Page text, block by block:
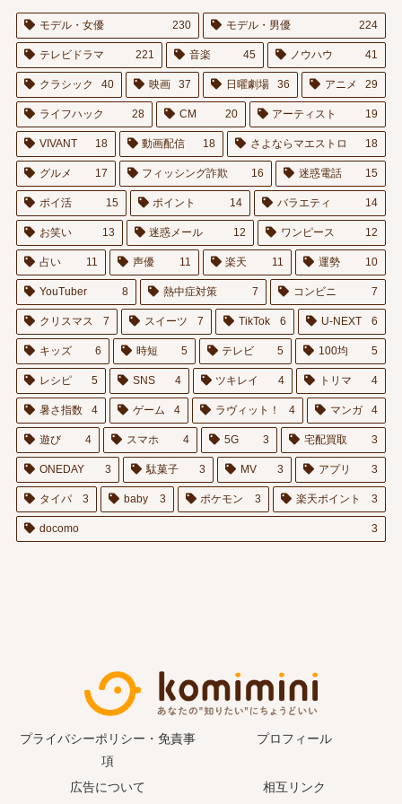
モデル・女優 230 モデル・男優 224
テレビドラマ 221 音楽 45 ノウハウ 41
クラシック 40 映画 37 日曜劇場 36 アニメ 29
ライフハック 28 CM 20 アーティスト 19
VIVANT 18 動画配信 18 さよならマエストロ 18
グルメ 17 フィッシング詐欺 16 迷惑電話 15
ポイ活 15 ポイント 14 バラエティ 14
お笑い 13 迷惑メール 12 ワンピース 12
占い 11 声優 11 楽天 11 運勢 10
YouTuber 8 熱中症対策 7 コンビニ 7
クリスマス 7 スイーツ 7 TikTok 6 U-NEXT 6
キッズ 6 時短 5 テレビ 5 100均 5
レシピ 5 SNS 4 ツキレイ 4 トリマ 4
暑さ指数 4 ゲーム 4 ラヴィット！ 4 マンガ 4
遊び 4 スマホ 4 5G 3 宅配買取 3
ONEDAY 3 駄菓子 3 MV 3 アプリ 3
タイパ 3 baby 3 ポケモン 3 楽天ポイント 3
docomo 3
プライバシーポリシー・免責事
項
プロフィール
広告について 相互リンク